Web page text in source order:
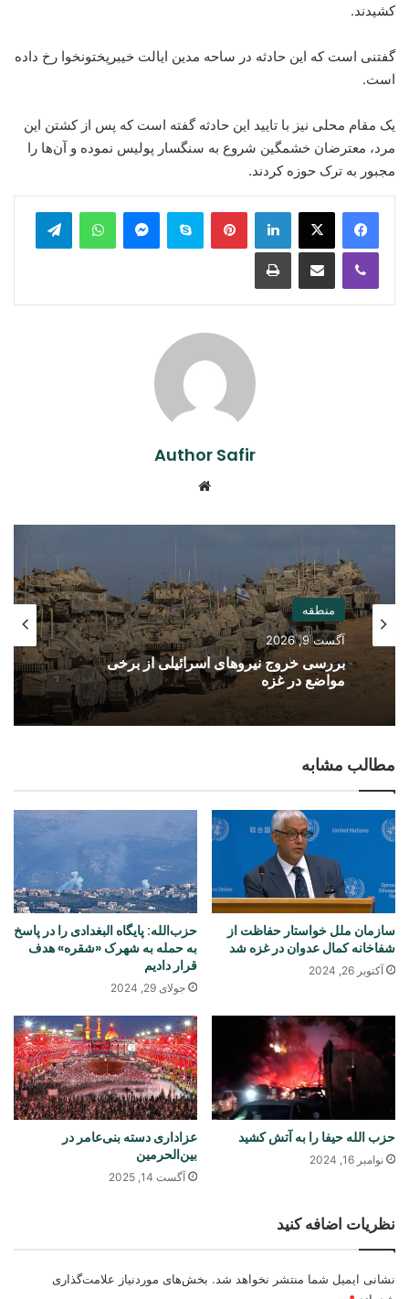
کشیدند.
گفتنی است که این حادثه در ساحه مدین ایالت خیبرپختونخوا رخ داده
است.
یک مقام محلی نیز با تایید این حادثه گفته است که پس از کشتن این
مرد، معترضان خشمگین شروع به سنگسار پولیس نموده و آن‌ها را
مجبور به ترک حوزه کردند.
LinkedIn
Pinterest
Skype
Messenger
WhatsApp
Viber
Share via Email
Print
Author Safir
منطقه
آگست 9, 2026
بررسی خروج نیروهای اسرائیلی از برخی
مواضع در غزه
مطالب مشابه
سازمان ملل خواستار حفاظت از
شفاخانه کمال عدوان در غزه شد
آکتوبر 26, 2024
حزب‌الله: پایگاه البغدادی را در پاسخ
به حمله به شهرک «شقره» هدف
قرار دادیم
جولای 29, 2024
حزب الله حیفا را به آتش کشید
نوامبر 16, 2024
عزاداری دسته بنی‌عامر در
بین‌الحرمین
آگست 14, 2025
نظریات اضافه کنید
نشانی ایمیل شما منتشر نخواهد شد. بخش‌های موردنیاز علامت‌گذاری